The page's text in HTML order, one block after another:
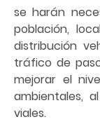
se harán
población,
distribución
tráfico de
mejorar el
ambientales,
viales.